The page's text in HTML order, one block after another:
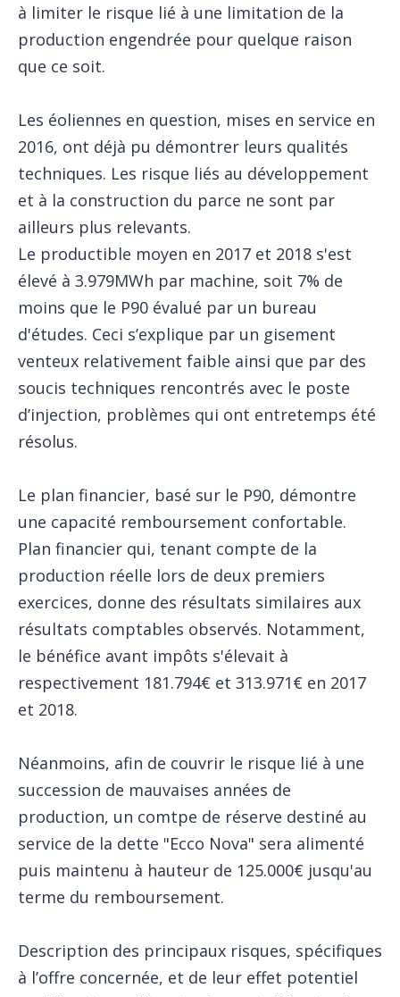
à limiter le risque lié à une limitation de la
production engendrée pour quelque raison
que ce soit.
Les éoliennes en question, mises en service en
2016, ont déjà pu démontrer leurs qualités
techniques. Les risque liés au développement
et à la construction du parce ne sont par
ailleurs plus relevants.
Le productible moyen en 2017 et 2018 s'est
élevé à 3.979MWh par machine, soit 7% de
moins que le P90 évalué par un bureau
d'études. Ceci s’explique par un gisement
venteux relativement faible ainsi que par des
soucis techniques rencontrés avec le poste
d’injection, problèmes qui ont entretemps été
résolus.
Le plan financier, basé sur le P90, démontre
une capacité remboursement confortable.
Plan financier qui, tenant compte de la
production réelle lors de deux premiers
exercices, donne des résultats similaires aux
résultats comptables observés. Notamment,
le bénéfice avant impôts s'élevait à
respectivement 181.794€ et 313.971€ en 2017
et 2018.
Néanmoins, afin de couvrir le risque lié à une
succession de mauvaises années de
production, un comtpe de réserve destiné au
service de la dette "Ecco Nova" sera alimenté
puis maintenu à hauteur de 125.000€ jusqu'au
terme du remboursement.
Description des principaux risques, spécifiques
à l’offre concernée, et de leur effet potentiel